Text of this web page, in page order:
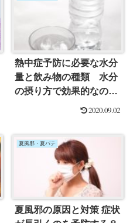
熱中症予防に必要な水分
量と飲み物の種類 水分
の摂り方で効果的なの
2020.09.02
夏風邪・夏バテ
夏風邪の原因と対策 症状